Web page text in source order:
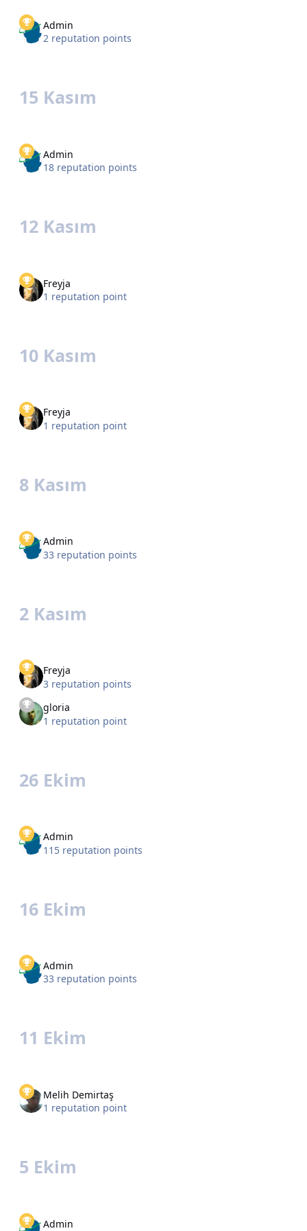
Admin
2 reputation points
15 Kasım
Admin
18 reputation points
12 Kasım
Freyja
1 reputation point
10 Kasım
Freyja
1 reputation point
8 Kasım
Admin
33 reputation points
2 Kasım
Freyja
3 reputation points
gloria
1 reputation point
26 Ekim
Admin
115 reputation points
16 Ekim
Admin
33 reputation points
11 Ekim
Melih Demirtaş
1 reputation point
5 Ekim
Admin